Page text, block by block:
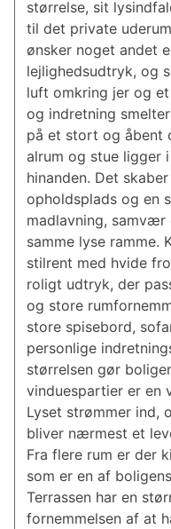
størrelse, sit
til det private
ønsker noget andet
lejlighedsudtryk, og
luft omkring jer og
og indretning
på et stort og åbent
alrum og stue ligger
hinanden. Det
opholdsplads og en
madlavning,
samme lyse ramme.
stilrent med hvide
roligt udtryk, der
og store
store spisebord,
personlige
størrelsen gør
vinduespartier er en
Lyset strømmer ind,
bliver nærmest et
Fra flere rum er der
som er en af
Terrassen har en
fornemmelsen af at